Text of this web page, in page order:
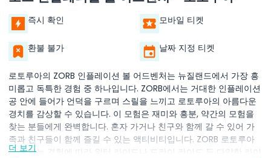
즉시 확인 모바일 티켓
환불 불가 날짜 지정 티켓
로토루아의 ZORB 인플레이션 볼 어드벤처는 뉴질랜드에서 가장 흥
미롭고 독특한 경험 중 하나입니다. ZORB에서는 거대한 인플레이션
공 안에 들어가 언덕을 구르며 스릴을 느끼고 로토루아의 아름다운
경치를 감상할 수 있습니다. 이 모험은 재미와 흥분, 약간의 모험을
찾는 분들에게 완벽합니다. 혼자 가거나 친구와 함께 갈 수 있어 가
족과 친구들이 함께 즐길 수 있는 액티비티입니다. ZORB 로토루아
는 원하는 경험에 따라 워터 라이드나 드라이 라이드 등 다양한 라이
더 보기